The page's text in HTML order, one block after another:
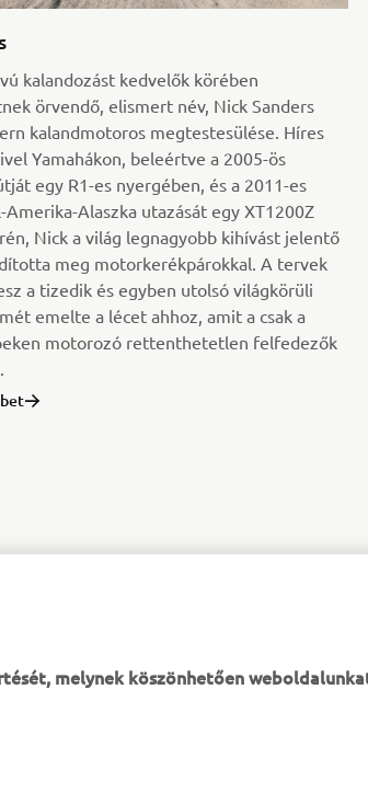
kalandozást kedvelők körében
örvendő, elismert név, Nick Sanders
kalandmotoros megtestesülése. Híres
Yamahákon, beleértve a 2005-ös
egy R1-es nyergében, és a 2011-es
Amerika-Alaszka utazását egy XT1200Z
Nick a világ legnagyobb kihívást jelentő
meg motorkerékpárokkal. A tervek
a tizedik és egyben utolsó világkörüli
emelte a lécet ahhoz, amit a csak a
motorozó rettenthetetlen felfedezők
melynek köszönhetően